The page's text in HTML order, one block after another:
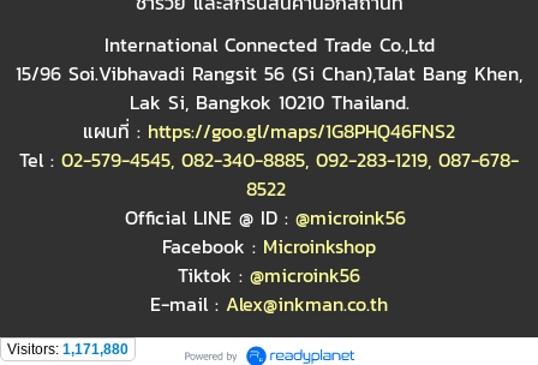
International Connected Trade Co.,Ltd
15/96 Soi.Vibhavadi Rangsit 56 (Si Chan),Talat Bang Khen,
Lak Si, Bangkok 10210 Thailand.
แผนที่ : https://goo.gl/maps/1G8PHQ46FNS2
Tel : 02-579-4545, 082-340-8885, 092-283-1219, 087-678-
8522
Official LINE @ ID : @microink56
Facebook : Microinkshop
Tiktok : @microink56
E-mail : Alex@inkman.co.th
Visitors: 1,171,880